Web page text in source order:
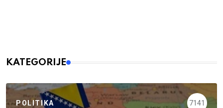
KATEGORIJE
POLITIKA 7141